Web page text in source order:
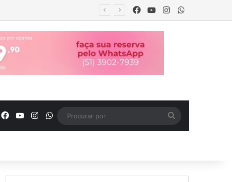
Facebook
YouTubeInstagram
Facebook
YouTubeInstagramWhatsApp
por